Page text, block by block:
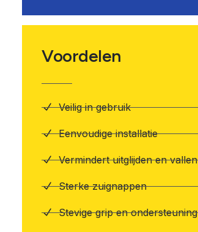
Voordelen
Veilig in gebruik
Eenvoudige installatie
Vermindert uitglijden en vallen
Sterke zuignappen
Stevige grip en ondersteuning